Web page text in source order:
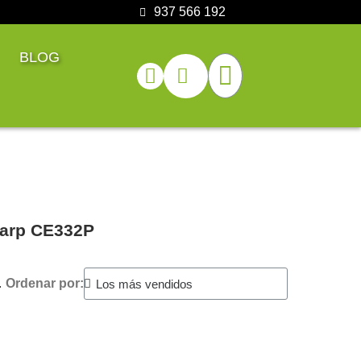
937 566 192
BLOG
CE332P
Ordenar por: